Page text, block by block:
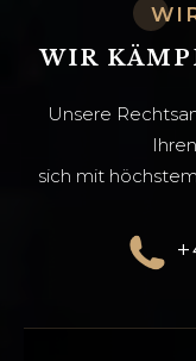
WIR
Unsere
sich mit